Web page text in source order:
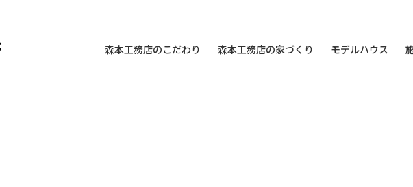
森本工務店のこだわり 森本工務店の家づくり モデルハウス